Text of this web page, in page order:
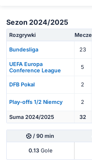
Sezon 2024/2025
Rozgrywki Mecze
Bundesliga 23
UEFA Europa
Conference League
5
DFB Pokal 2
Play-offs 1/2 Niemcy 2
Suma 2024/2025 32
/ 90 min
0.13Gole